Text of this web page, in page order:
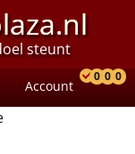
steunt
Account
0 0 0